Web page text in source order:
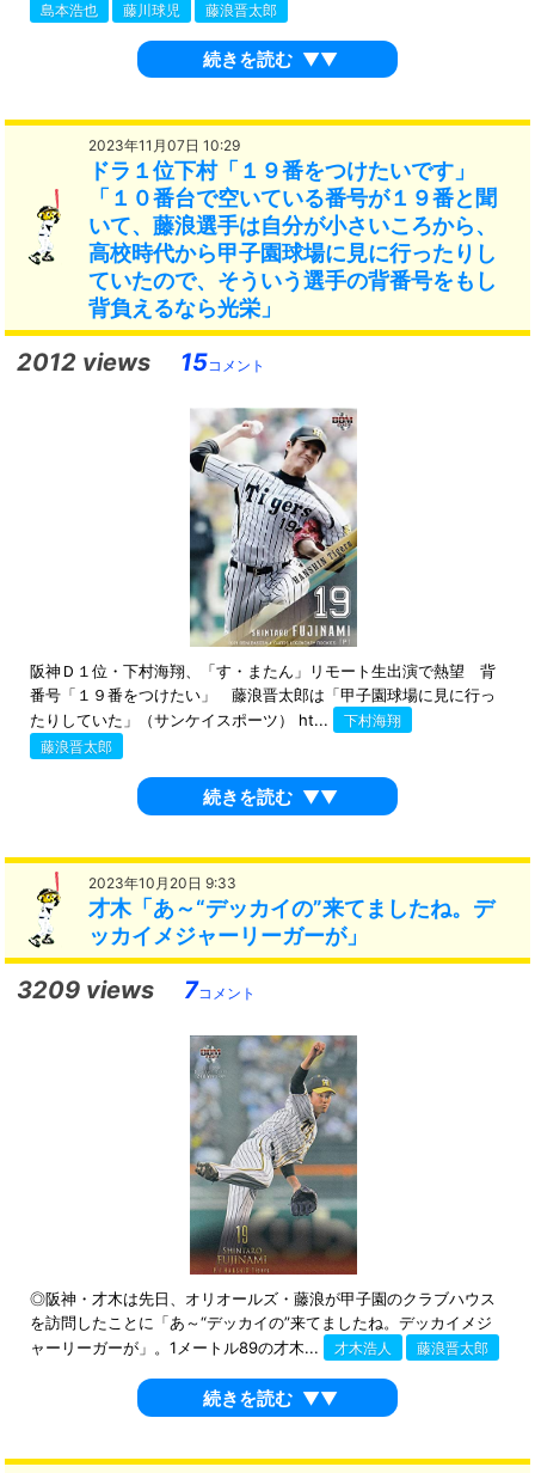
島本浩也
藤川球児 藤浪晋太郎
続きを読む ▼▼
2023年11月07日 10:29
ドラ１位下村「１９番をつけたいです」
「１０番台で空いている番号が１９番と聞
いて、藤浪選手は自分が小さいころから、
高校時代から甲子園球場に見に行ったりし
ていたので、そういう選手の背番号をもし
背負えるなら光栄」
2012 views 15コメント
阪神Ｄ１位・下村海翔、「す・またん」リモート生出演で熱望 背
番号「１９番をつけたい」 藤浪晋太郎は「甲子園球場に見に行っ
たりしていた」（サンケイスポーツ） ht...
下村海翔
藤浪晋太郎
続きを読む ▼▼
2023年10月20日 9:33
才木「あ～“デッカイの”来てましたね。デ
ッカイメジャーリーガーが」
3209 views 7コメント
◎阪神・才木は先日、オリオールズ・藤浪が甲子園のクラブハウス
を訪問したことに「あ～“デッカイの”来てましたね。デッカイメジ
ャーリーガーが」。1メートル89の才木...
才木浩人 藤浪晋太郎
続きを読む ▼▼